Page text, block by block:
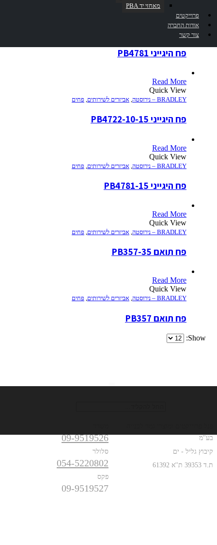
מאחזי יד PBA
פרוייקטים
אודות החברה
צור קשר
Read More
Quick View
BRADLEY – נירוסטה
פח היגייני PB4781
Read More
Quick View
BRADLEY – נירוסטה , אביזרים לשירותים, פחים
פח היגייני PB4722-10-15
Read More
Quick View
BRADLEY – נירוסטה אביזרים לשירותים פחים
פח היגייני PB4781-15
Read More
Quick View
BRADLEY – נירוסטה אביזרים לשירותים פחים
פח תואם PB357-35
Read More
Quick View
BRADLEY – נירוסטה , אביזרים לשירותים, פחים
פח תואם PB357
Show:
בע"מ
קיבוץ גליל - ים
ת.ד 39353 ת''א 61392
09-9519526
סלולר
054-5220802
פקס
09-9519527